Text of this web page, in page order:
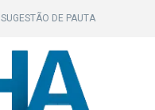
SUGESTÃO DE PAUTA